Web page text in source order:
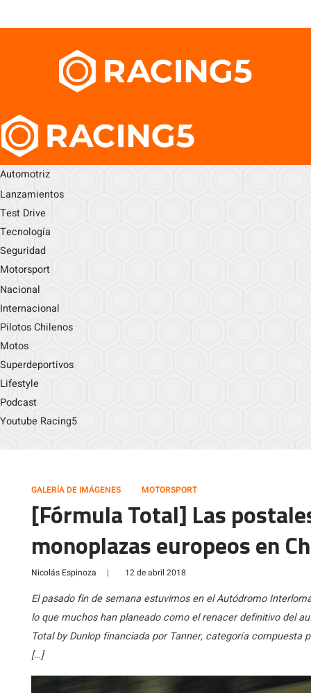
Automotriz
Lanzamientos
Test Drive
Tecnología
Seguridad
Motorsport
Nacional
Internacional
Pilotos Chilenos
Motos
Superdeportivos
Lifestyle
Podcast
Youtube Racing5
GALERÍA DE IMÁGENES MOTORSPORT
[Fórmula Total] Las
monoplazas europeos en
Nicolás Espinoza | 12 de abril 2018
El pasado fin de semana estuvimos en el Autódromo
lo que muchos han planeado como el renacer definitivo del
Total by Dunlop financiada por Tanner, categoría
[…]